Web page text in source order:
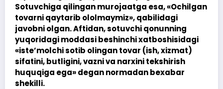
Sotuvchiga qilingan murojaatga esa, «Ochilgan
tovarni qaytarib ololmaymiz», qabilidagi
javobni olgan. Aftidan, sotuvchi qonunning
yuqoridagi moddasi beshinchi xatboshisidagi
«iste’molchi sotib olingan tovar (ish, xizmat)
sifatini, butligini, vazni va narxini tekshirish
huquqiga ega» degan normadan bexabar
shekilli.